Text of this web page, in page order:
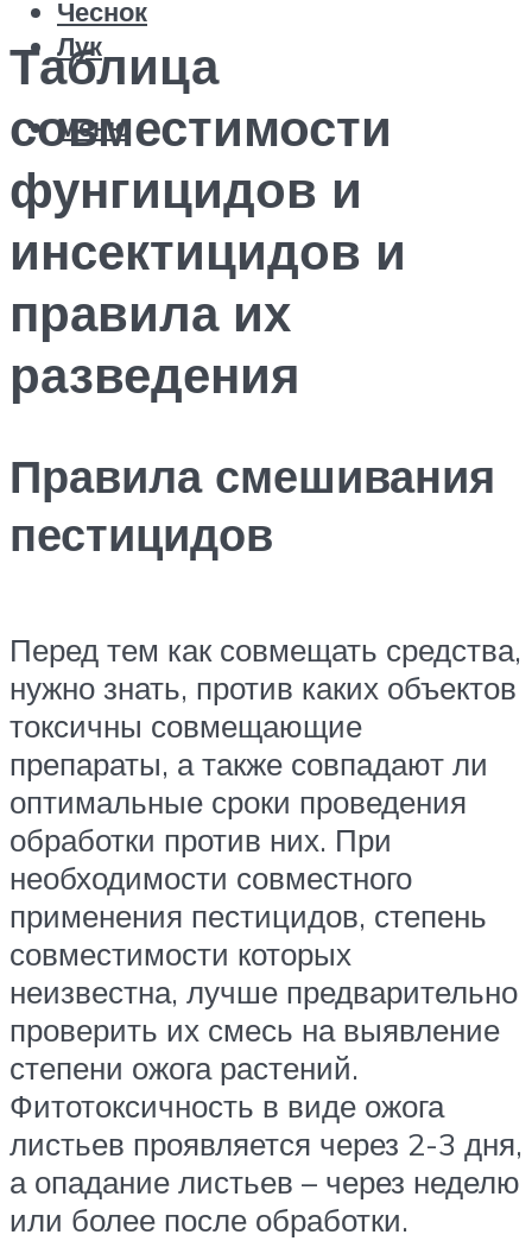
Чеснок
Лук
Меню
Таблица
совместимости
фунгицидов и
инсектицидов и
правила их
разведения
Правила смешивания
пестицидов
Перед тем как совмещать средства,
нужно знать, против каких объектов
токсичны совмещающие
препараты, а также совпадают ли
оптимальные сроки проведения
обработки против них. При
необходимости совместного
применения пестицидов, степень
совместимости которых
неизвестна, лучше предварительно
проверить их смесь на выявление
степени ожога растений.
Фитотоксичность в виде ожога
листьев проявляется через 2-3 дня,
а опадание листьев – через неделю
или более после обработки.